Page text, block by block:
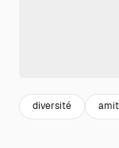
diversité